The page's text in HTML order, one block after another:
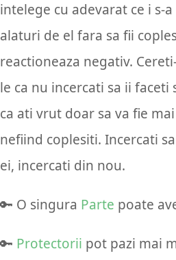
intelege cu adevarat ce i s-
alaturi de el fara sa fii
reactioneaza negativ.
le ca nu incercati sa ii
ca ati vrut doar sa va fie
nefiind coplesiti. Incercati
ei, incercati din nou.
🔑 O singura Parte poate
🔑 Protectorii pot pazi mai